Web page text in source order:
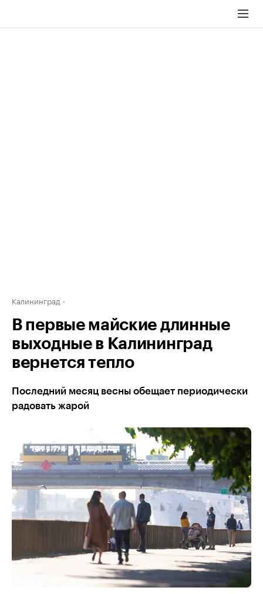
Калининград
В первые майские длинные
выходные в Калининград
вернется тепло
Последний месяц весны обещает периодически
радовать жарой